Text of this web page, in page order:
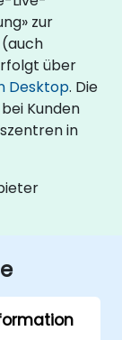
zur
über
Desktop. Die
Kunden
in